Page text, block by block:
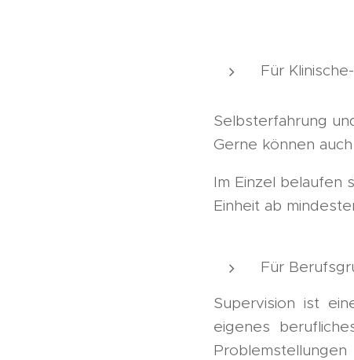
Für
Selbsterfahrung
Gerne können
Im Einzel belaufen
Einheit ab
Für
Supervision ist
eigenes